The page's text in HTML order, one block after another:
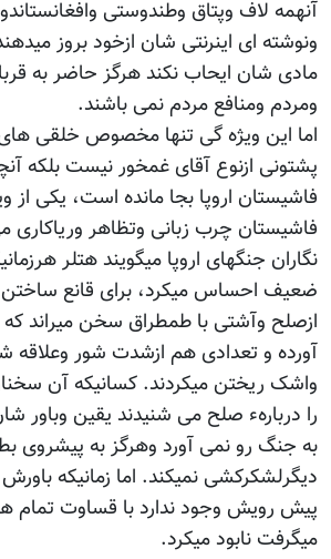
آنهمه لاف وپتاق وطندوستی
ونوشته ای اینرنتی شان ازخود بروز
مادی شان ایحاب نکند هرگز حاضر به
ومردم ومنافع مردم نمی باشند.
اما این ویژه گی تنها مخصوص خلقی
پشتونی ازنوع آقای غمخور نیست بلکه
فاشیستان اروپا بجا مانده است، یکی از
فاشیستان چرب زبانی وتظاهر وریاکاری
نگاران جنگهای اروپا میگویند هتلر
ضعیف احساس میکرد، برای قانع ساختن
ازصلح وآشتی با طمطراق سخن میراند که
آورده و تعدادی هم ازشدت شور وعلاقه
واشک ریختن میکردند. کسانیکه آن
را دربارهء صلح می شنیدند یقین وباور
به جنگ رو نمی آورد وهرگز به پیشروی
دیگرلشکرکشی نمیکند. اما زمانیکه
پیش رویش وجود ندارد با قساوت تمام
میگرفت نابود میکرد.